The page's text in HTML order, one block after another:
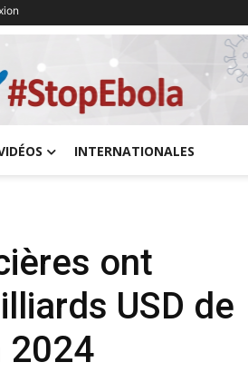
INTERNATIONALES
ont
USD de
2024